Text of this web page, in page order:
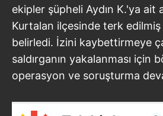
ekipler şüpheli Aydın K.'ya ait
Kurtalan ilçesinde terk
belirledi. İzini kaybettirmeye
saldırganın yakalanması için
operasyon ve soruşturma